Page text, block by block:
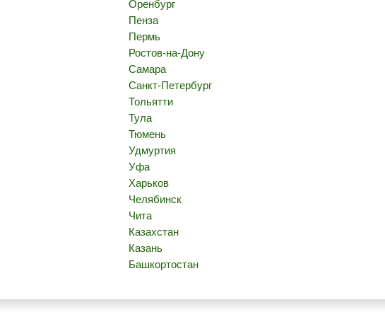
Оренбург
Пенза
Пермь
Ростов-на-Дону
Самара
Санкт-Петербург
Тольятти
Тула
Тюмень
Удмуртия
Уфа
Харьков
Челябинск
Чита
Казахстан
Казань
Башкортостан